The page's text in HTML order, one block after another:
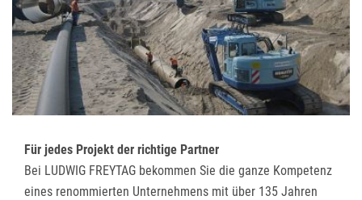
Für jedes Projekt der richtige Partner
Bei LUDWIG FREYTAG bekommen Sie die ganze Kompetenz
eines renommierten Unternehmens mit über 135 Jahren